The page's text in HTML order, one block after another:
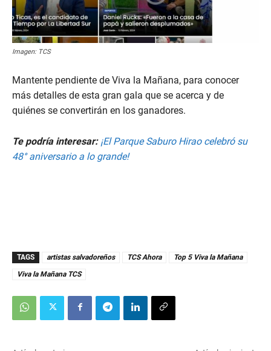
Imagen: TCS
Mantente pendiente de Viva la Mañana, para conocer
más detalles de esta gran gala que se acerca y de
quiénes se convertirán en los ganadores.
Te podría interesar: ¡El Parque Saburo Hirao celebró su
48° aniversario a lo grande!
TAGS artistas salvadoreños TCS Ahora
Top 5 Viva la Mañana
Viva la Mañana TCS